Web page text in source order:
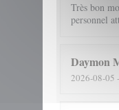
Très bon
personnel
Daymon
2026-08-05